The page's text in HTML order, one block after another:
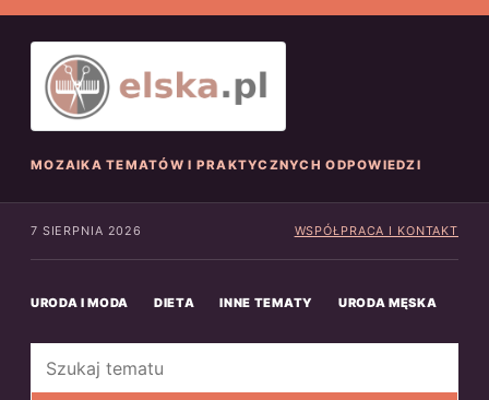
MOZAIKA TEMATÓW I PRAKTYCZNYCH ODPOWIEDZI
7 SIERPNIA 2026 WSPÓŁPRACA I KONTAKT
URODA I MODA DIETA INNE TEMATY URODA MĘSKA
Szukaj